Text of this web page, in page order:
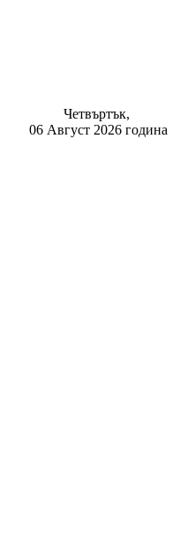
Четвъртък,
06 Август 2026 година